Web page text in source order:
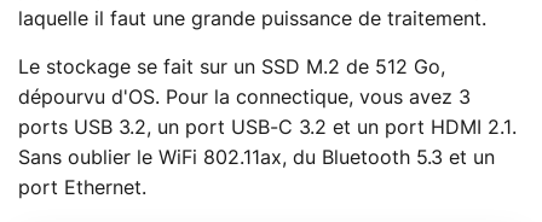
laquelle il faut une grande puissance de traitement.
Le stockage se fait sur un SSD M.2 de 512 Go,
dépourvu d'OS. Pour la connectique, vous avez 3
ports USB 3.2, un port USB-C 3.2 et un port HDMI 2.1.
Sans oublier le WiFi 802.11ax, du Bluetooth 5.3 et un
port Ethernet.